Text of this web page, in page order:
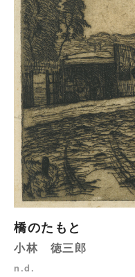
橋のたもと
小林 徳三郎
n.d.